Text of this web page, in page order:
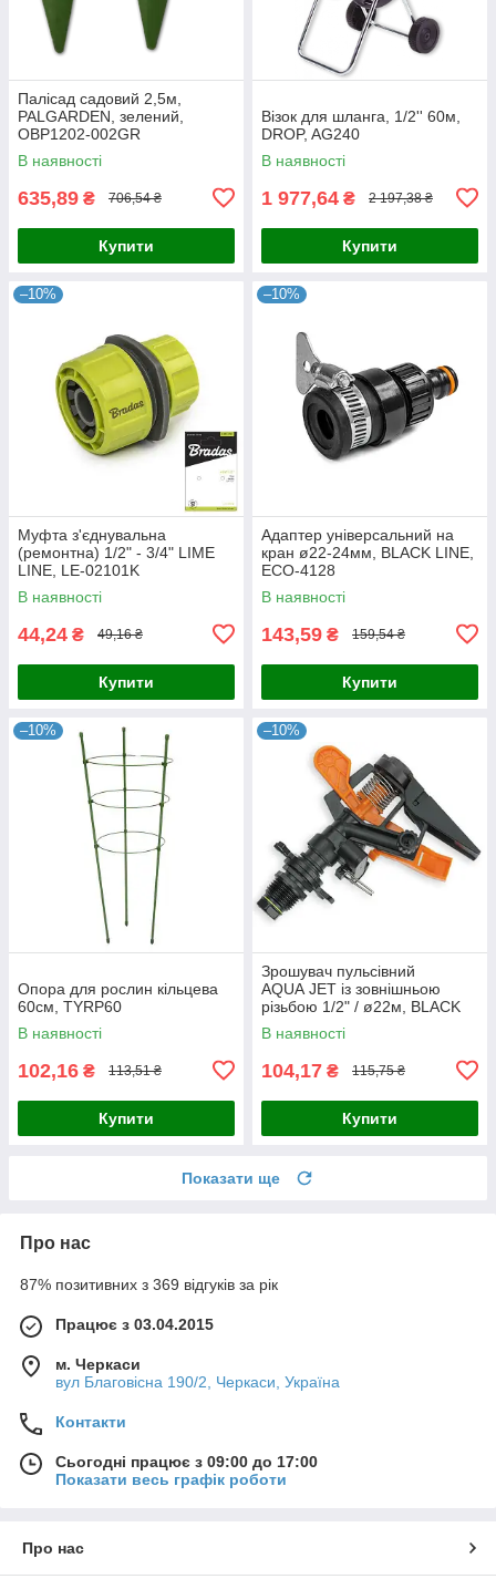
Палісад садовий 2,5м,
PALGARDEN, зелений,
OBP1202-002GR
В наявності
635,89 ₴ 706,54 ₴
Купити
Візок для шланга, 1/2'' 60м,
DROP, AG240
В наявності
1 977,64 ₴ 2 197,38 ₴
Купити
–10%
Муфта з'єднувальна
(ремонтна) 1/2" - 3/4" LIME
LINE, LE-02101K
В наявності
44,24 ₴ 49,16 ₴
Купити
–10%
Адаптер універсальний на
кран ø22-24мм, BLACK LINE,
ECO-4128
В наявності
143,59 ₴ 159,54 ₴
Купити
–10%
Опора для рослин кільцева
60см, TYRP60
В наявності
102,16 ₴ 113,51 ₴
Купити
–10%
Зрошувач пульсівний
AQUA JET із зовнішньою
різьбою 1/2" / ø22м, BLACK
LINE, AJ-TS6001
В наявності
104,17 ₴ 115,75 ₴
Купити
Показати ще
Про нас
87% позитивних з 369 відгуків за рік
Працює з 03.04.2015
м. Черкаси
вул Благовісна 190/2, Черкаси, Україна
Контакти
Сьогодні працює з 09:00 до 17:00
Показати весь графік роботи
Про нас